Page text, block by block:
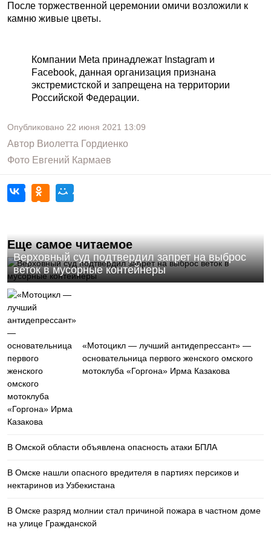
После торжественной церемонии омичи возложили к
камню живые цветы.
Компании Meta принадлежат Instagram и
Facebook, данная организация признана
экстремистской и запрещена на территории
Российской Федерации.
Опубликовано 22 июня 2021 13:09
Автор Виолетта Гордиенко
Фото Евгений Кармаев
Еще самое читаемое
Верховный суд подтвердил запрет на выброс
веток в мусорные контейнеры
«Мотоцикл — лучший антидепрессант» —
основательница первого женского омского
мотоклуба «Горгона» Ирма Казакова
В Омской области объявлена опасность атаки БПЛА
В Омске нашли опасного вредителя в партиях персиков и
нектаринов из Узбекистана
В Омске разряд молнии стал причиной пожара в частном доме
на улице Гражданской